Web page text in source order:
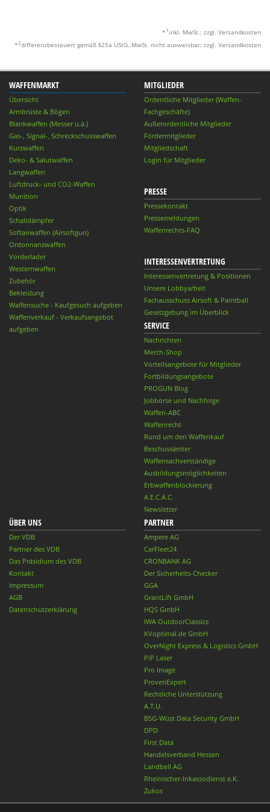
* 1 inkl. MwSt.; zzgl. Versandkosten
*2differenzbesteuert gemäß §25a UStG.;MwSt. nicht ausweisbar; zzgl. Versandkosten
WAFFENMARKT
Übersicht
Armbrüste & Bögen
Blankwaffen (Messer u.ä.)
Gas-, Signal-, Schreckschusswaffen
Kurzwaffen
Deko- & Salutwaffen
Langwaffen
Luftdruck- und CO2-Waffen
Munition
Optik
Schalldämpfer
Softairwaffen (Airsoftgun)
Ordonnanzwaffen
Vorderlader
Westernwaffen
Zubehör
Bekleidung
Waffensuche - Kaufgesuch aufgeben
Waffenverkauf - Verkaufsangebot
aufgeben
MITGLIEDER
Ordentliche Mitglieder (Waffen-
Fachgeschäfte)
Außerordentliche Mitglieder
Fördermitglieder
Mitgliedschaft
Login für Mitglieder
PRESSE
Pressekontakt
Pressemeldungen
Waffenrechts-FAQ
INTERESSENVERTRETUNG
Interessenvertretung & Positionen
Unsere Lobbyarbeit
Fachausschuss Airsoft & Paintball
Gesetzgebung im Überblick
SERVICE
Nachrichten
Merch-Shop
Vorteilsangebote für Mitglieder
Fortbildungsangebote
PROGUN Blog
Jobbörse und Nachfolge
Waffen-ABC
Waffenrecht
Rund um den Waffenkauf
Beschussämter
Waffensachverständige
Ausbildungsmöglichkeiten
Erbwaffenblockierung
A.E.C.A.C.
Newsletter
ÜBER UNS
Der VDB
Partner des VDB
Das Präsidium des VDB
Kontakt
Impressum
AGB
Datenschutzerklärung
PARTNER
Ampere AG
CarFleet24
CRONBANK AG
Der Sicherheits-Checker
GGA
GrantLift GmbH
HQS GmbH
IWA OutdoorClassics
KVoptimal.de GmbH
OverNight Express & Logistics GmbH
PiP Laser
Pro Image
ProvenExpert
Rechtliche Unterstützung
A.T.U.
BSG-Wüst Data Security GmbH
DPD
First Data
Handelsverband Hessen
Landbell AG
Rheinischer-Inkassodienst e.K.
Zukos